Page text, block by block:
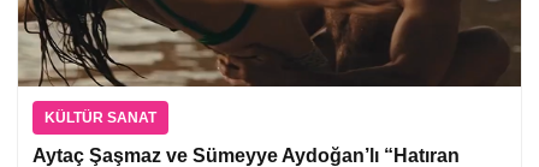
KÜLTÜR SANAT
Aytaç Şaşmaz ve Sümeyye Aydoğan’lı “Hatıran